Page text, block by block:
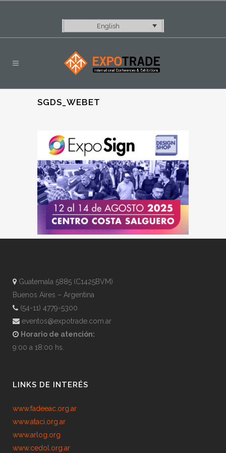
English
SGDS_WEBET
Guatemala 5885 (C1425BVM)
Buenos Aires – Argentina
(54-11) 4779-5300
eventos@expotrade.com.ar
Horario de atención:
9:00 a 18:00 hs.
LINKS DE INTERÉS
www.fadeeac.org.ar
www.ataci.org.ar
www.arlog.org
www.cedol.org.ar